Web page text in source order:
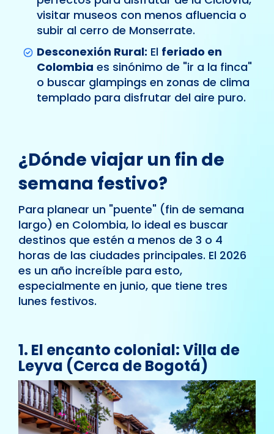
visitar museos con menos afluencia o
subir al cerro de Monserrate.
Desconexión Rural: El feriado en
Colombia es sinónimo de "ir a la finca"
o buscar glampings en zonas de clima
templado para disfrutar del aire puro.
¿Dónde viajar un fin de
semana festivo?
Para planear un "puente" (fin de semana
largo) en Colombia, lo ideal es buscar
destinos que estén a menos de 3 o 4
horas de las ciudades principales. El 2026
es un año increíble para esto,
especialmente en junio, que tiene tres
lunes festivos.
1. El encanto colonial: Villa de
Leyva (Cerca de Bogotá)